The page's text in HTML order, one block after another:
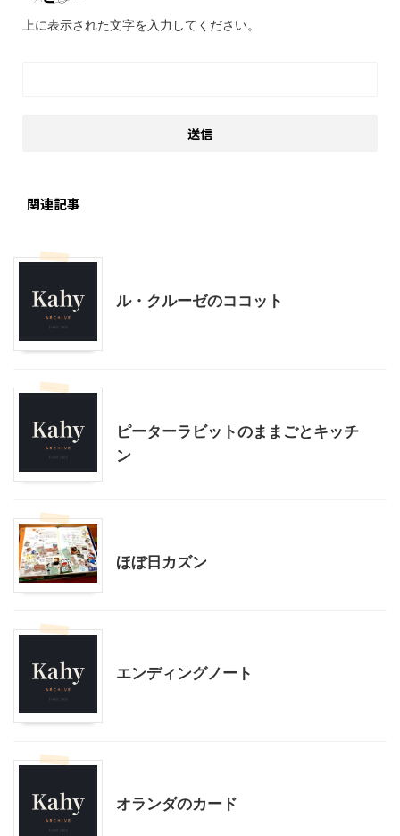
上に表示された文字を入力してください。
関連記事
ル・クルーゼのココット
ピーターラビットのままごとキッチ
ン
ほぼ日カズン
エンディングノート
オランダのカード